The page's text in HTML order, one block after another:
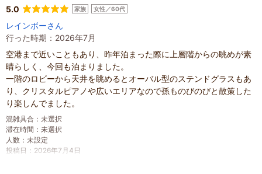
5.0
家族 女性／60代
レインボーさん
行った時期：2026年7月
空港まで近いこともあり、昨年泊まった際に上層階からの眺めが素
晴らしく、今回も泊まりました。
一階のロビーから天井を眺めるとオーバル型のステンドグラスもあ
り、クリスタルピアノや広いエリアなので孫ものびのびと散策した
り楽しんでました。
混雑具合 ： 未選択
滞在時間 ： 未選択
人数 ： 未設定
投稿日 ： 2026年7月4日